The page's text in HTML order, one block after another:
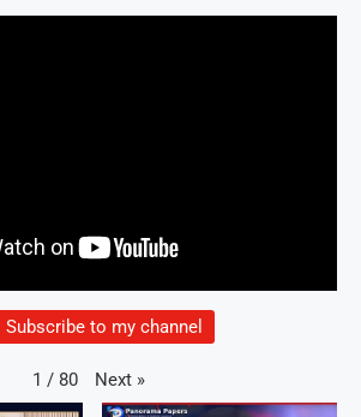
Subscribe to my channel
1 / 80 Next »